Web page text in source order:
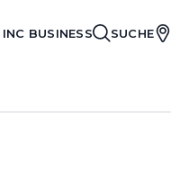
BUSINESS SUCHE